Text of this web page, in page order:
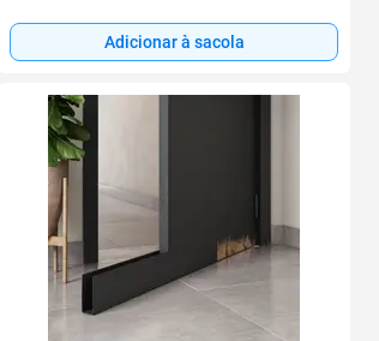
Adicionar à sacola